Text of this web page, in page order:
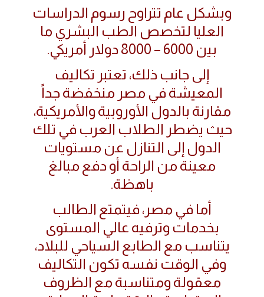
وبشكل عام تتراوح رسوم الدراسات
العليا لتخصص الطب البشري ما
بين 6000 – 8000 دولار أمريكي.
إلى جانب ذلك، تعتبر تكاليف
المعيشة في مصر منخفضة جداً
مقارنة بالدول الأوروبية والأمريكية،
حيث يضطر الطلاب العرب في تلك
الدول إلى التنازل عن مستويات
معينة من الراحة أو دفع مبالغ
باهظة.
أما في مصر، فيتمتع الطالب
بخدمات وترفيه عالي المستوى
يتناسب مع الطابع السياحي للبلاد،
وفي الوقت نفسه تكون التكاليف
معقولة ومتناسبة مع الظروف